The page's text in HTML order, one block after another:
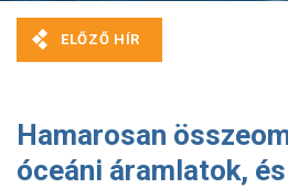
Hamarosan
óceáni áramlatok,